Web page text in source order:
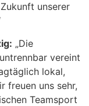
unserer
„Die
vereint
lokal,
freuen uns sehr,
Teamsport